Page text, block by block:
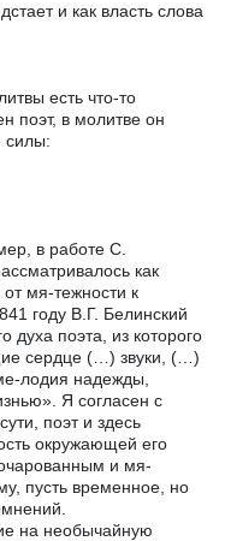
и как власть слова
есть что-то
поэт, в молитве он
силы:
в работе С.
как
мя-тежности к
году В.Г. Белинский
духа поэта, из которого
сердце (…) звуки, (…)
лодия надежды,
Я согласен с
поэт и здесь
окружающей его
и мя-
пусть временное, но
на необычайную